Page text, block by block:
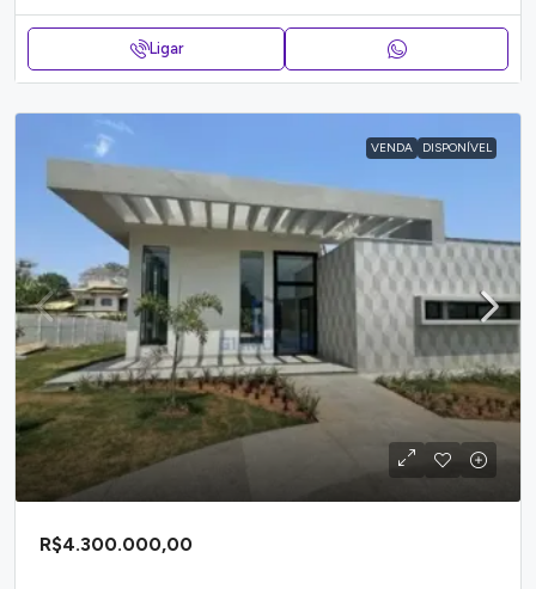
Ligar
VENDA DISPONÍVEL
R$4.300.000,00